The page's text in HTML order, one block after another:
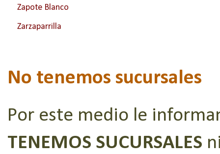
Zapote Blanco
Zarzaparrilla
No tenemos sucursales
Por este medio le
TENEMOS SUCURSALES